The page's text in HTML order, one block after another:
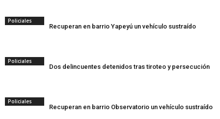
Policiales
Recuperan en barrio Yapeyú un vehículo sustraído
Policiales
Dos delincuentes detenidos tras tiroteo y persecución
Policiales
Recuperan en barrio Observatorio un vehículo sustraído